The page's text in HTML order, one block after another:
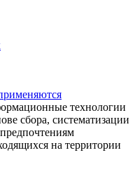
технологии
сбора, систематизации
на территории